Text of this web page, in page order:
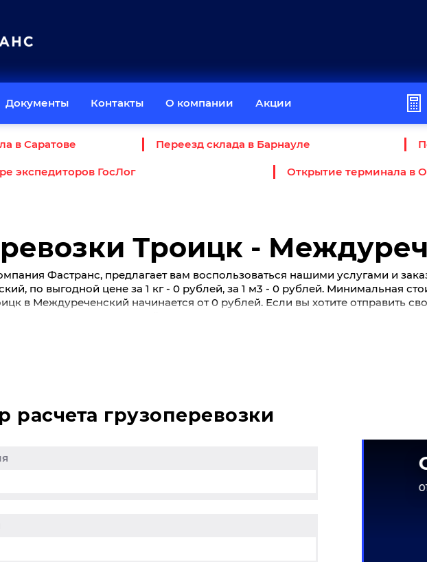
Документы Контакты О компании Акции
в Саратове Переезд склада в Барнауле
экспедиторов ГосЛог Открытие терминала в
Троицк -
Фастранс, предлагает вам воспользоваться нашими услугами и
по выгодной цене за 1 кг - 0 рублей, за 1 м3 - 0 рублей. Минимальная
в Междуреченский начинается от 0 рублей. Если вы хотите отправить
расчета грузоперевозки